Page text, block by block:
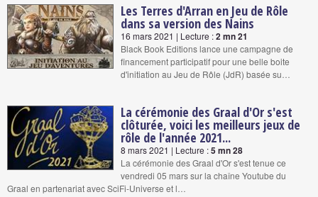
Les Terres d'Arran en Jeu de Rôle
dans sa version des Nains
16 mars 2021 | Lecture :2 mn 21
Black Book Editions lance une campagne de
financement participatif pour une belle boite
d'initiation au Jeu de Rôle (JdR) basée su…
La cérémonie des Graal d'Or s'est
clôturée, voici les meilleurs jeux de
rôle de l'année 2021...
8 mars 2021 | Lecture :5 mn 28
La cérémonie des Graal d'Or s'est tenue ce
vendredi 05 mars sur la chaîne Youtube du
Graal en partenariat avec SciFi-Universe et l…